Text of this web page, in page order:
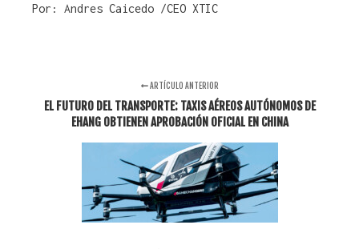
Por: Andres Caicedo /CEO XTIC
ARTÍCULO ANTERIOR
EL FUTURO DEL TRANSPORTE: TAXIS AÉREOS AUTÓNOMOS DE
EHANG OBTIENEN APROBACIÓN OFICIAL EN CHINA